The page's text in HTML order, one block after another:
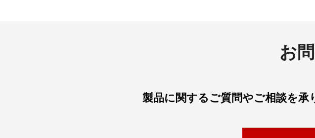
お
製品に関するご質問やご相談を承